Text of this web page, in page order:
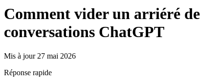
Comment vider un arriéré de
conversations ChatGPT
Mis à jour 27 mai 2026
Réponse rapide